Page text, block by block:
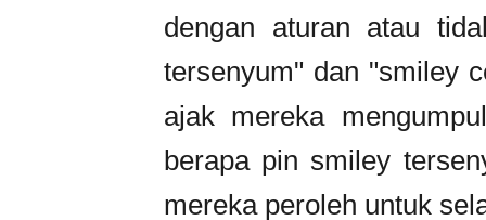
dengan aturan atau
tersenyum" dan "smiley
ajak mereka
berapa pin smiley
mereka peroleh untuk